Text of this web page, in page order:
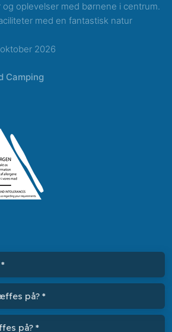
oplevelser med børnene i centrum.
med en fantastisk natur
2026
Camping